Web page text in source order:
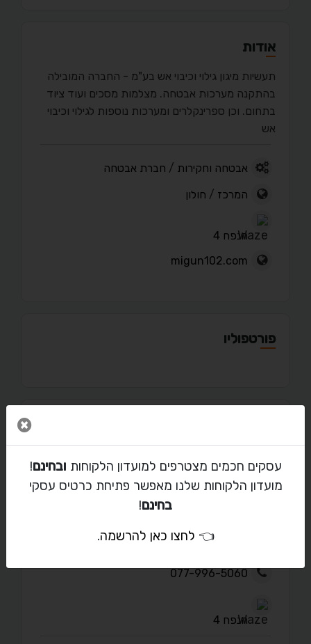
אודות
תעשיות מיגון גילוי וכיבוי אש בע"מ - החברה המובילה
בהתקנה מערכות אבטחה. מצלמות מסכים ועוד ציוד
בתחום. וכן ספרינקלרים ומערכות נוספות לגילוי וכיבוי
אש
אבטחה וחקירות / חברת אבטחה
המרכז / חולון
הנפח 4
migun102.com
פורטפוליו
יצירת קשר עם גודי
077-996-5060
הנפח 4
עסקים חכמים מצטרפים למועדון הלקוחות ובחינם!
מועדון הלקוחות שלנו מאפשר פתיחת כרטיס עסקי
בחינם!
👈 לחצו כאן להרשמה.